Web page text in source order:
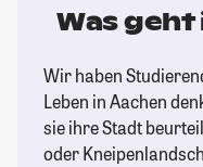
Was geht
Wir haben
Leben in Aachen
sie ihre Stadt
oder